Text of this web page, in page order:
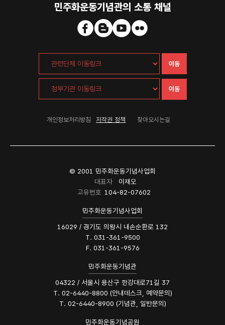
민주화운동기념관의 소통 채널
이동
이동
개인정보처리방침 저작권 정책 찾아오시는길
© 2001 민주화운동기념사업회
대표자
이재오
고유번호 104-82-07602
민주화운동기념사업회
16029 / 경기도 의왕시 내손순환로 132
T. 031-361-9500
F. 031-361-9576
민주화운동기념관
04322 / 서울시 용산구 한강대로71길 37
T. 02-6440-8800 (안내데스크, 예약문의)
T. 02-6440-8900 (기념관, 일반문의)
민주화운동기념공원